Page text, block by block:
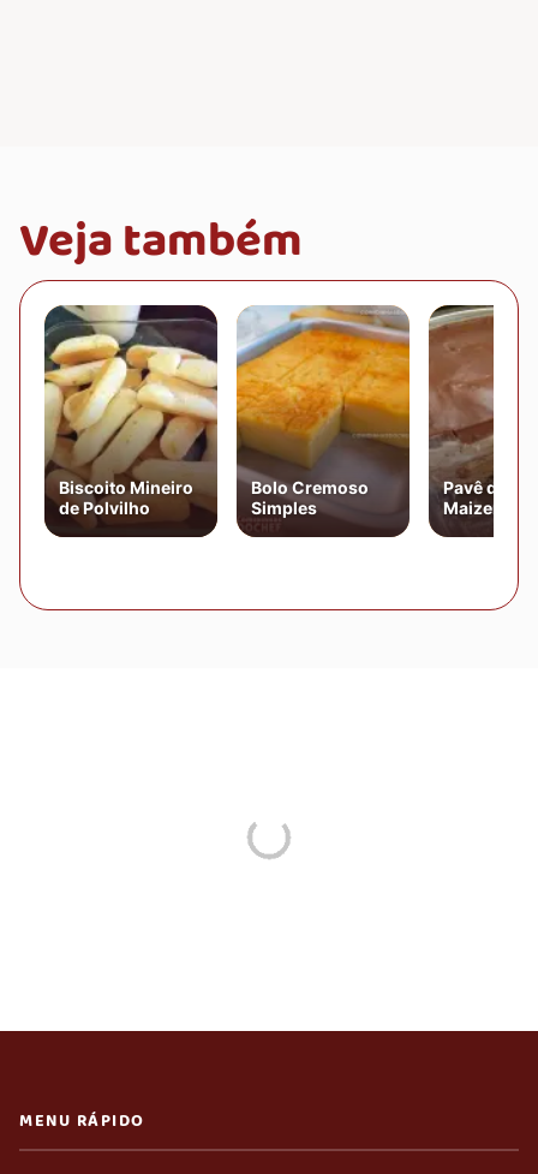
Veja também
Biscoito Mineiro
de Polvilho
Bolo Cremoso
Simples
Pavê de
Maizena
MENU RÁPIDO